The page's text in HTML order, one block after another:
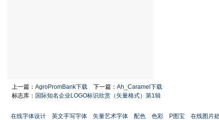
上一篇： AgroPromBank下载 下一篇： Ah_Caramel下载
标志库： 国际知名企业LOGO标识欣赏（矢量格式）第1辑
在线字体设计 英文手写字体 矢量艺术字体 配色 色彩 P图宝
在线图片